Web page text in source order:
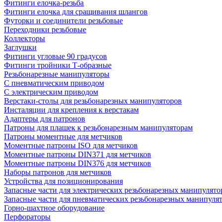
Фитинги елочка-резьба
Фитинги елочка для сращивания шлангов
Футорки и соединители резьбовые
Переходники резьбовые
Коллекторы
Заглушки
Фитинги угловые 90 градусов
Фитинги тройники Т-образные
Резьбонарезные манипуляторы
С пневматическим приводом
С электрическим приводом
Верстаки-столы для резьбонарезных манипуляторов
Инсталяции для крепления к верстакам
Адаптеры для патронов
Патроны для плашек к резьбонарезным манипуляторам
Патроны моментные для метчиков
Моментные патроны ISO для метчиков
Моментные патроны DIN371 для метчиков
Моментные патроны DIN376 для метчиков
Наборы патронов для метчиков
Устройства для позиционирования
Запасные части для электрических резьбонарезных
Запасные части для пневматических резьбонарезных
Горно-шахтное оборудование
Перфораторы